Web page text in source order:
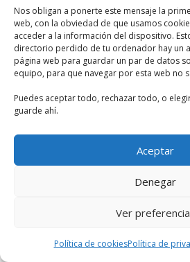
Nos obligan a ponerte este mensaje la
web, con la obviedad de que usamos
acceder a la información del dispositivo.
directorio perdido de tu ordenador hay un
página web para guardar un par de datos
equipo, para que navegar por esta web no
Puedes aceptar todo, rechazar todo, o
guarde ahí.
Aceptar
Denegar
Ver
Política de cookiesPolítica de